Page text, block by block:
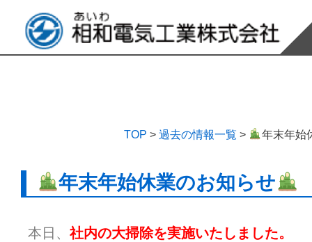
TOP > 過去の情報一覧 > 年末年始
年末年始休業のお知らせ
本日、 社内の大掃除を実施いたしました。